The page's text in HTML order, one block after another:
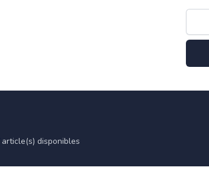
article(s) disponibles